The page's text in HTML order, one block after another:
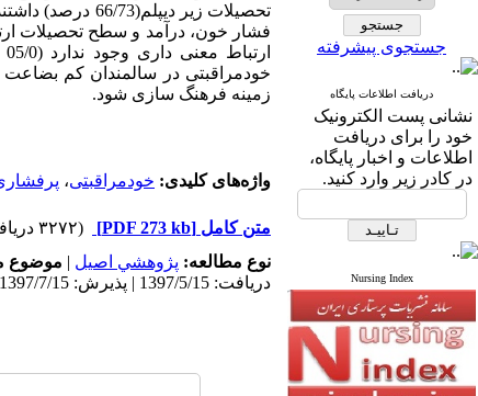
جستجوی پیشرفته
دریافت اطلاعات پایگاه
نشانی پست الکترونیک
خود را برای دریافت
اطلاعات و اخبار پایگاه،
در کادر زیر وارد کنید.
Nursing Index
ارتباط معنی داری وجود ندارد (05/0
خودمراقبتی در سالمندان کم
زمینه فرهنگ سازی شود.
واژه‌های کلیدی: خودمراقبتی،
متن کامل [PDF 273 kb]
(۳۲۷۲ دریافت)
نوع مطالعه: پژوهشي اصیل | موضوع
دریافت: 1397/5/15 | پذیرش: 1397/7/15 | انتشار: 1397/7/23